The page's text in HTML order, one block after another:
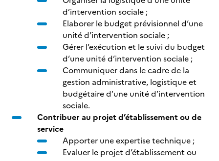
d’intervention sociale ;
Elaborer le budget prévisionnel d’une
unité d’intervention sociale ;
Gérer l’exécution et le suivi du budget
d’une unité d’intervention sociale ;
Communiquer dans le cadre de la
gestion administrative, logistique et
budgétaire d’une unité d’intervention
sociale.
Contribuer au projet d’établissement ou de
service
Apporter une expertise technique ;
Evaluer le projet d’établissement ou